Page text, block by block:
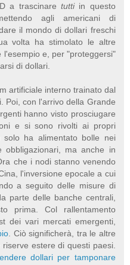
a trascinare tuttiin questo
agli americani di
il mondo di dollari freschi
volta ha stimolato le altre
l'esempio e, per "proteggersi"
di dollari.
artificiale interno trainato dal
Poi, con l'arrivo della Grande
hanno visto prosciugare
e si sono rivolti ai propri
ha alimentato bolle nei
obbligazionari, ma anche in
che i nodi stanno venendo
l'inversione epocale a cui
a seguito delle misure di
parte delle banche centrali,
prima. Col rallentamento
dei vari mercati emergenti,
. Ciò significherà, tra le altre
estere di questi paesi.
dollari per tamponare